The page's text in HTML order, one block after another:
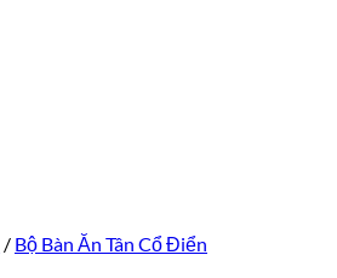
/ Bộ Bàn Ăn Tân Cổ Điển